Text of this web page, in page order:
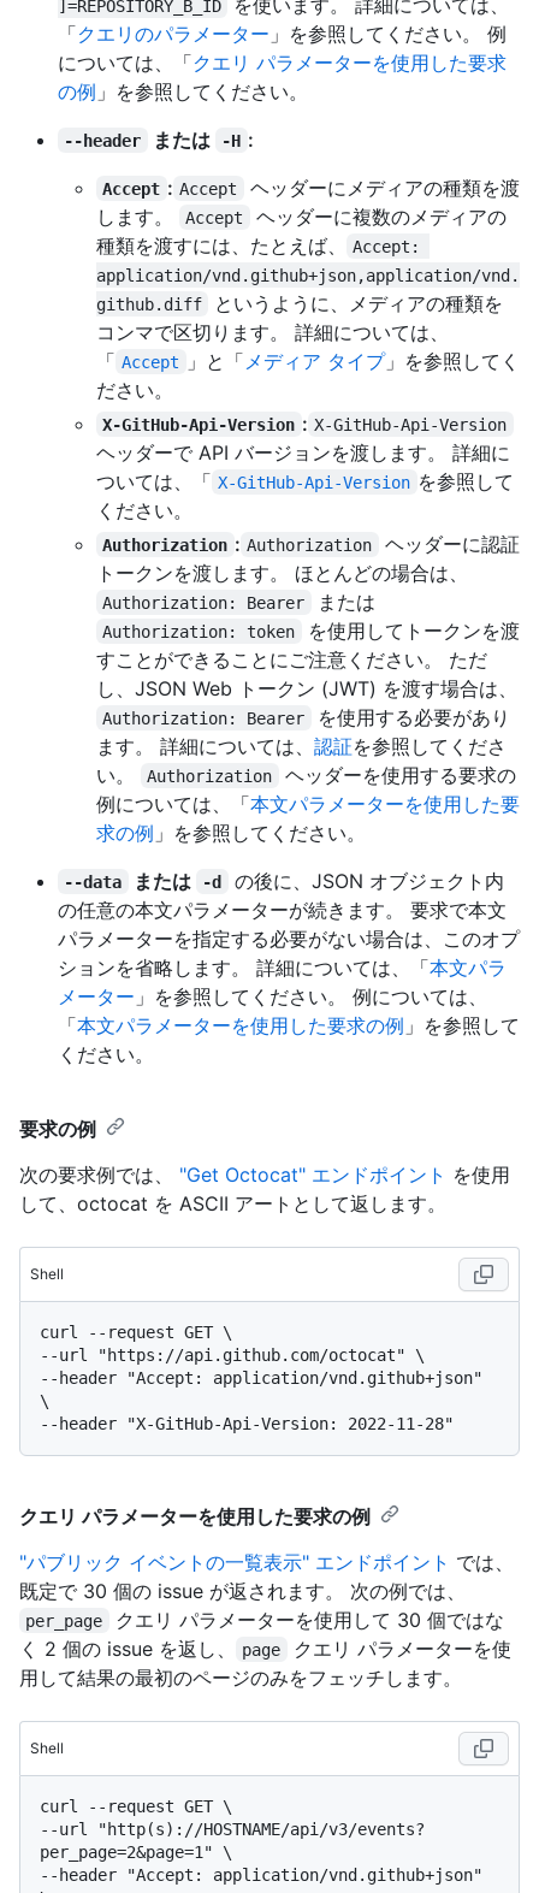
]=REPOSITORY_B_ID
「クエリのパラメーター 」を参照してください。 例
については、「クエリ パラメーターを使用した要求
の例 」を参照してください。
--header または -H :
Accept : Accept
ヘッダーにメディアの種類を渡
します。
Accept
ヘッダーに複数のメディアの
種類を渡すには、たとえば、
Accept:
application/vnd.github+json,application/vnd.
github.diff
というように、メディアの種類を
コンマで区切ります。 詳細については、
「 Accept 」と「 メディア タイプ」を参照してく
ださい。
X-GitHub-Api-Version : X-GitHub-Api-Version
ヘッダーで API バージョンを渡します。 詳細に
ついては、「 X-GitHub-Api-Version を参照して
ください。
Authorization : Authorization
ヘッダーに認証
トークンを渡します。 ほとんどの場合は、
Authorization: Bearer または
Authorization: token
を使用してトークンを渡
すことができることにご注意ください。 ただ
し、JSON Web トークン (JWT) を渡す場合は、
Authorization: Bearer
を使用する必要があり
ます。 詳細については、 認証を参照してくださ
い。
Authorization
ヘッダーを使用する要求の
例については、「本文パラメーターを使用した要
求の例 」を参照してください。
--data または -d
の後に、JSON オブジェクト内
の任意の本文パラメーターが続きます。 要求で本文
パラメーターを指定する必要がない場合は、このオプ
ションを省略します。 詳細については、「本文パラ
メーター 」を参照してください。 例については、
「本文パラメーターを使用した要求の例 」を参照して
ください。
要求の例
次の要求例では、 "Get Octocat" エンドポイント を使用
して、octocat を ASCII アートとして返します。
Shell
curl --request GET \
--url "https://api.github.com/octocat" \
--header "Accept: application/vnd.github+json"
\
クエリ パラメーターを使用した要求の例
"パブリック イベントの一覧表示" エンドポイント では、
既定で 30 個の issue が返されます。 次の例では、
per_page
クエリ パラメーターを使用して 30 個ではな
く 2 個の issue を返し、
page
クエリ パラメーターを使
用して結果の最初のページのみをフェッチします。
Shell
curl --request GET \
--url "http(s)://HOSTNAME/api/v3/events?
per_page=2&page=1" \
--header "Accept: application/vnd.github+json"